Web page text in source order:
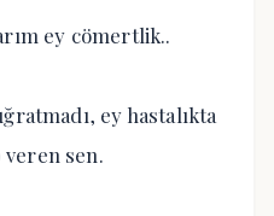
ey cömertlik..
ey hastalıkta
veren sen.